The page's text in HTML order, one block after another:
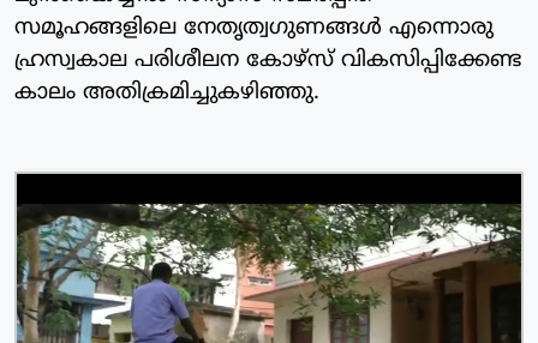
സമൂഹങ്ങളിലെ നേതൃത്വഗുണങ്ങൾ എന്നൊരു
ഹ്രസ്വകാല പരിശീലന കോഴ്സ് വികസിപ്പിക്കേണ്ട
കാലം അതിക്രമിച്ചുകഴിഞ്ഞു.